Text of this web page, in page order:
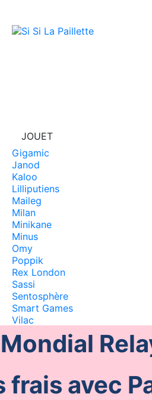
JOUET
Gigamic
Janod
Kaloo
Lilliputiens
Maileg
Milan
Minikane
Minus
Omy
Poppik
Rex London
Sassi
Sentosphère
Smart Games
Vilac
frais avec